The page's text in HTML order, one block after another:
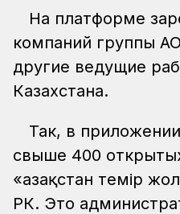
На платформе
компаний группы
другие ведущие
Казахстана.
Так, в
свыше 400
«Қазақстан темір
РК. Это